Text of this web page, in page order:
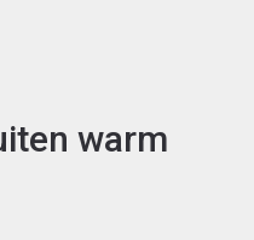
warm